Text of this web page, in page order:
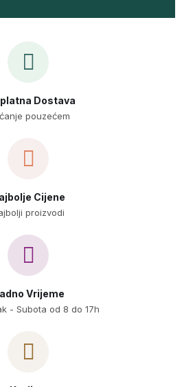
Dostava
pouzećem
Cijene
proizvodi
Vrijeme
- Subota od 8 do 17h